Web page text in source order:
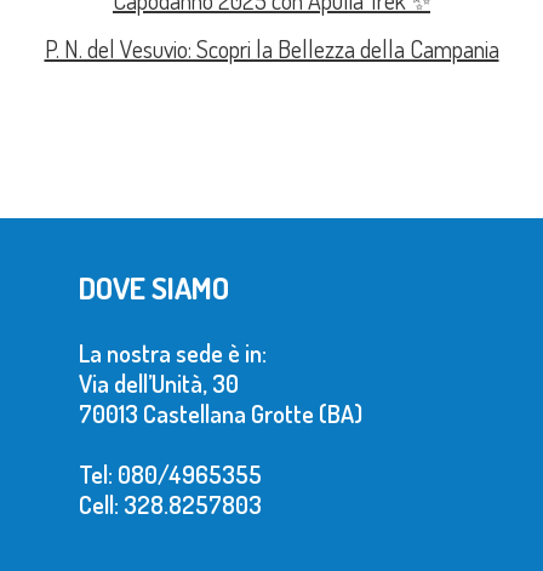
P. N. del Vesuvio: Scopri la Bellezza della Campania
DOVE SIAMO
La nostra sede è in:
Via dell’Unità, 30
70013 Castellana Grotte (BA)
Tel: 080/4965355
Cell: 328.8257803